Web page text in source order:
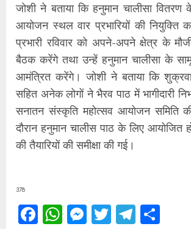
जोशी ने बताया कि हनुमान चालीसा
आयोजन स्थल वार प्रभारियों की नियुक्ति
प्रभारी रविवार को अपने-अपने क्षेत्र के
बैठक करेंगे तथा उन्हें हनुमान चालीसा के
आमंत्रित करेंगे। जोशी ने बताया कि
सहित अनेक लोगों ने भैरव पाठ में भागीदारी
सनातन संस्कृति महोत्सव आयोजन समिति
दौरान हनुमान चालीस पाठ के लिए आयोजित
की तैयारियों की समीक्षा की गई।
378
Facebook
WhatsApp
Messenger
Twitter